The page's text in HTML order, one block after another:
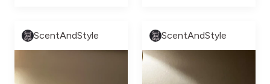
ScentAndStyle ScentAndStyle